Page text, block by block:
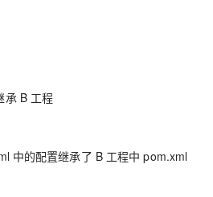
承 B 工程
中的配置继承了 B 工程中 pom.xml